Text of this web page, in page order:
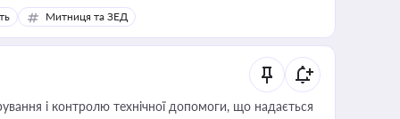
Митниця та ЗЕД
і контролю технічної допомоги, що надається